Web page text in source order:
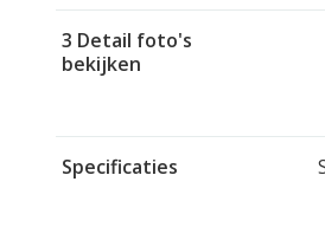
3 Detail foto's
bekijken
Specificaties